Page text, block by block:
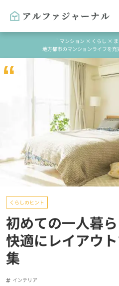
" マンション × くらし × ま
地方都市のマンションライフを
くらしのヒント
初めての一人暮
快適にレイアウ
集
インテリア